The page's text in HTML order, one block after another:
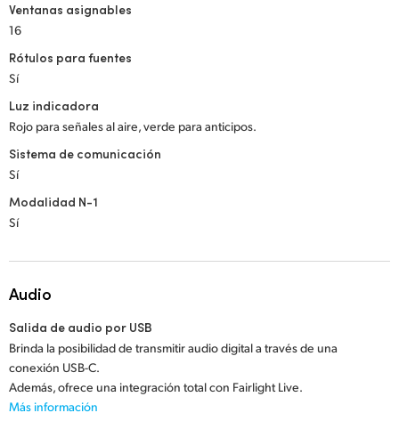
Ventanas asignables
16
Rótulos para fuentes
Sí
Luz indicadora
Rojo para señales al aire, verde para anticipos.
Sistema de comunicación
Sí
Modalidad N-1
Sí
Audio
Salida de audio por USB
Brinda la posibilidad de transmitir audio digital a través de una
conexión USB-C.
Además, ofrece una integración total con Fairlight Live.
Más información